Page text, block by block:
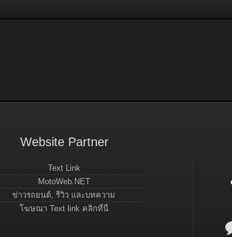
Website Partner
Text Link
MotoWeb.NET
ข่าวรถยนต์, รีวิว และบทความ
โฆษณา Text link คลิกที่นี่